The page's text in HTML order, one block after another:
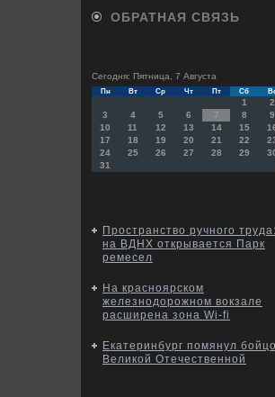
ОБРАТНАЯ СВЯЗЬ
Сегодня: Пятница, 7 Августа
Пн Вт Ср Чт Пт Сб
1
2
3
4 5 6 7 8
9
10
11 12 13 14 15
17
18 19 20 21 22
24
25 26 27 28 29
31
Пространство ручного труда:
на ВДНХ открывается Парк
ремесел
На красноярском
железнодорожном вокзале
расширена зона Wi-fi
Екатеринбург помянул
Великой Отечественной